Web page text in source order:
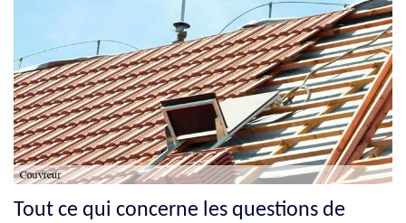
Tout ce qui concerne les questions de